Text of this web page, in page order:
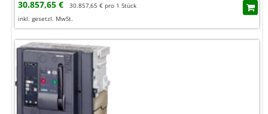
30.857,65 €
30.857,65 € pro 1 Stück
inkl. gesetzl. MwSt.